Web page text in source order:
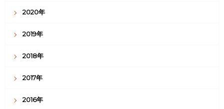
2020年
2019年
2018年
2017年
2016年